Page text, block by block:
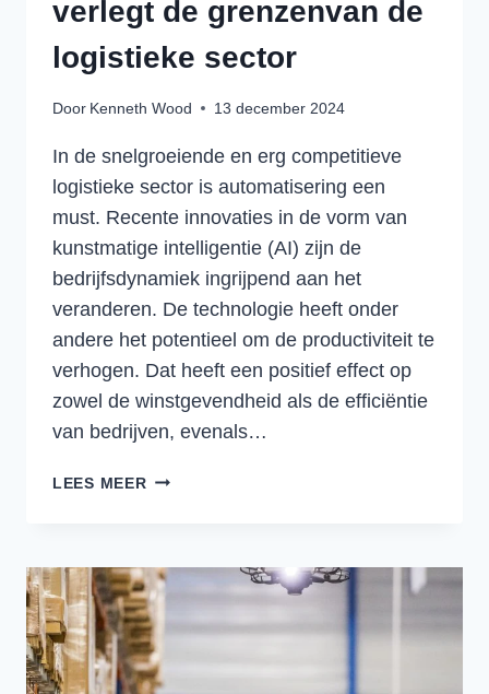
verlegt de grenzenvan de
logistieke sector
Door Kenneth Wood 13 december 2024
In de snelgroeiende en erg competitieve
logistieke sector is automatisering een
must. Recente innovaties in de vorm van
kunstmatige intelligentie (AI) zijn de
bedrijfsdynamiek ingrijpend aan het
veranderen. De technologie heeft onder
andere het potentieel om de productiviteit te
verhogen. Dat heeft een positief effect op
zowel de winstgevendheid als de efficiëntie
van bedrijven, evenals…
LEES MEERVAN
MINDER
KILOMETERS:
AI
VERLEGT
DE